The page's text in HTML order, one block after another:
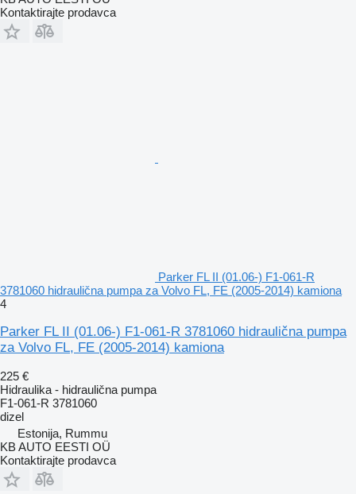
Kontaktirajte prodavca
Parker FL II (01.06-) F1-061-R
3781060 hidraulična pumpa za Volvo FL, FE (2005-2014) kamiona
4
Parker FL II (01.06-) F1-061-R 3781060 hidraulična pumpa
za Volvo FL, FE (2005-2014) kamiona
225 €
Hidraulika - hidraulična pumpa
F1-061-R 3781060
dizel
Estonija, Rummu
KB AUTO EESTI OÜ
Kontaktirajte prodavca